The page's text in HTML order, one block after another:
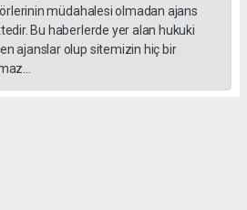
müdahalesi olmadan ajans
Bu haberlerde yer alan hukuki
ajanslar olup sitemizin hiç bir